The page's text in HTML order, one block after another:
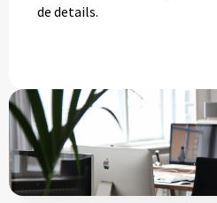
de details.